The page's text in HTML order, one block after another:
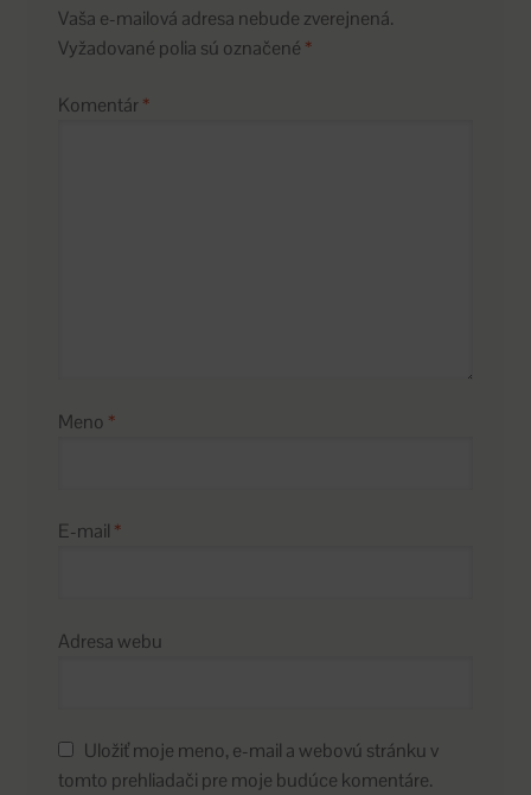
Vaša e-mailová adresa nebude zverejnená.
Vyžadované polia sú označené *
Komentár*
Meno *
E-mail *
Adresa webu
Uložiť moje meno, e-mail a webovú stránku v
tomto prehliadači pre moje budúce komentáre.